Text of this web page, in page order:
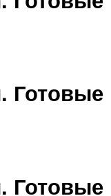
Готовые
Готовые